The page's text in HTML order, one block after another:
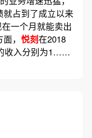
占到了成立以来
一个月就能卖出
， 悦刻在2018
收入分别为1……